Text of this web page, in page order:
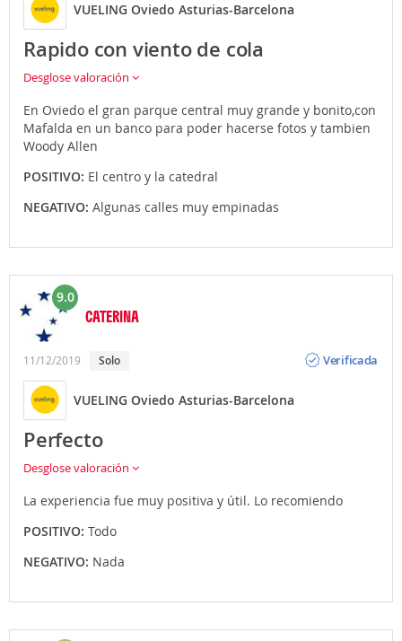
VUELING Oviedo Asturias-Barcelona
Rapido con viento de cola
Desglose valoración
En Oviedo el gran parque central muy grande y bonito,con
Mafalda en un banco para poder hacerse fotos y tambien
Woody Allen
POSITIVO: El centro y la catedral
NEGATIVO: Algunas calles muy empinadas
9.0
CATERINA
11/12/2019 Solo
Verificada
VUELING Oviedo Asturias-Barcelona
Perfecto
Desglose valoración
La experiencia fue muy positiva y útil. Lo recomiendo
POSITIVO: Todo
NEGATIVO: Nada